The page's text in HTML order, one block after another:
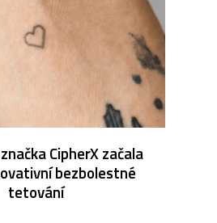
CipherX začala
bezbolestné
tetování